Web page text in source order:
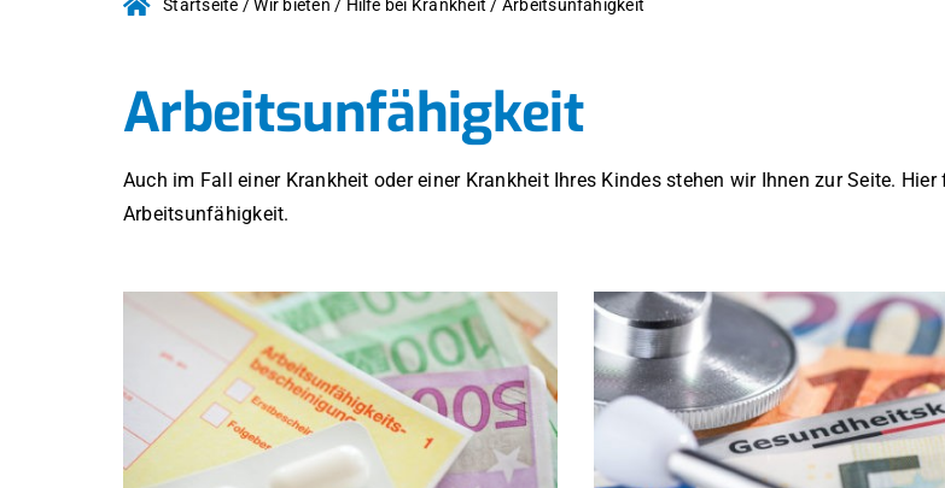
Startseite /Wir bieten / Hilfe bei Krankheit / Arbeitsunfähigkeit
Arbeitsunfähigkeit
Auch im Fall einer Krankheit oder einer Krankheit Ihres Kindes stehen wir Ihnen zur Seite.
Arbeitsunfähigkeit.